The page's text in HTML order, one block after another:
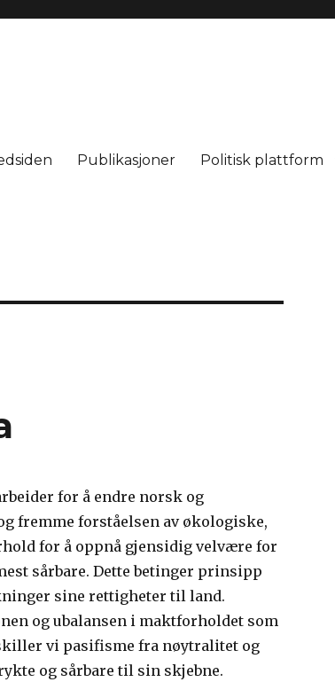
Publikasjoner Politisk plattform
for å endre norsk og
fremme forståelsen av økologiske,
for å oppnå gjensidig velvære for
sårbare. Dette betinger prinsipp
sine rettigheter til land.
og ubalansen i maktforholdet som
vi pasifisme fra nøytralitet og
og sårbare til sin skjebne.